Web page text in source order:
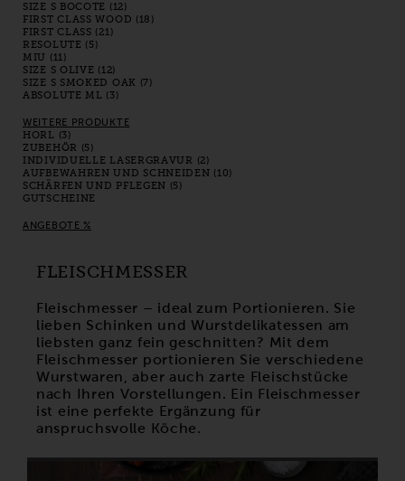
SIZE S BOCOTE (12)
FIRST CLASS WOOD (18)
FIRST CLASS (21)
RESOLUTE (5)
MIU (11)
SIZE S OLIVE (12)
SIZE S SMOKED OAK (7)
ABSOLUTE ML (3)
WEITERE PRODUKTE
HORL (3)
ZUBEHÖR (5)
INDIVIDUELLE LASERGRAVUR (2)
AUFBEWAHREN UND SCHNEIDEN (10)
SCHÄRFEN UND PFLEGEN (5)
GUTSCHEINE
ANGEBOTE %
FLEISCHMESSER
Fleischmesser – ideal zum Portionieren. Sie
lieben Schinken und Wurstdelikatessen am
liebsten ganz fein geschnitten? Mit dem
Fleischmesser portionieren Sie verschiedene
Wurstwaren, aber auch zarte Fleischstücke
nach Ihren Vorstellungen. Ein Fleischmesser
ist eine perfekte Ergänzung für
anspruchsvolle Köche.